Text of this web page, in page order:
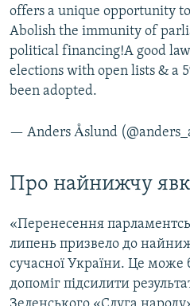
offers a unique opportunity
Abolish the immunity of
political financing!A good
elections with open lists & a
been adopted.
— Anders Åslund
Про найнижчу
«Перенесення
липень призвело до
сучасної України. Це
допоміг підсилити